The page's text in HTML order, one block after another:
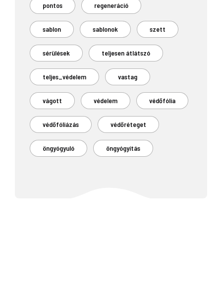
pontos regeneráció
sablon sablonok szett
sérülések teljesen átlátszó
teljes_védelem vastag
vágott védelem védőfólia
védőfóliázás védőréteget
öngyógyuló öngyógyítás